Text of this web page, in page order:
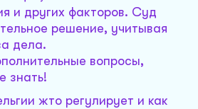
и других факторов. Суд
решение, учитывая
дела.
вопросы,
знать!
жто регулирует и как